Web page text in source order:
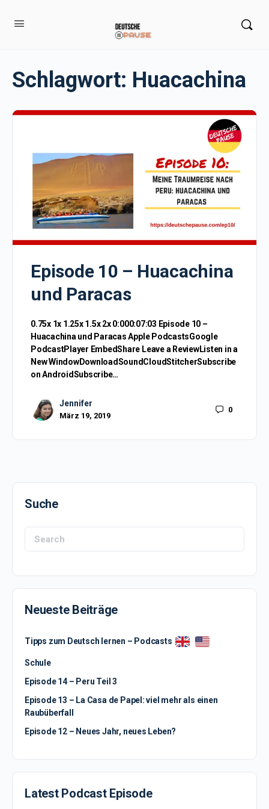
Schlagwort: Huacachina
Episode 10 – Huacachina
und Paracas
0.75x 1x 1.25x 1.5x 2x 0:000:07:03 Episode 10 –
Huacachina und Paracas Apple PodcastsGoogle
PodcastPlayer EmbedShare Leave a ReviewListen in a
New WindowDownloadSoundCloudStitcherSubscribe
on AndroidSubscribe…
Jennifer
März 19, 2019
0
Suche
Search
for:
Neueste Beiträge
Tipps zum Deutsch lernen – Podcasts
Schule
Episode 14 – Peru Teil 3
Episode 13 – La Casa de Papel: viel mehr als einen
Raubüberfall
Episode 12 – Neues Jahr, neues Leben?
Latest Podcast Episode